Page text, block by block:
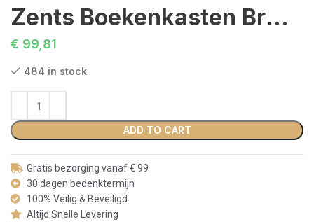
Zents Boekenkasten Bruin,Zwart
€ 99,81
484 in stock
ADD TO CART
Gratis bezorging vanaf € 99
30 dagen bedenktermijn
100% Veilig & Beveiligd
Altijd Snelle Levering